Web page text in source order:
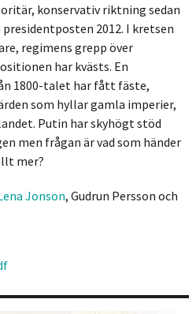
konservativ riktning sedan
2012. I kretsen
regimens grepp över
har kvästs. En
1800-talet har fått fäste,
som hyllar gamla imperier,
Putin har skyhögt stöd
men frågan är vad som händer
mer?
Jonson, Gudrun Persson och